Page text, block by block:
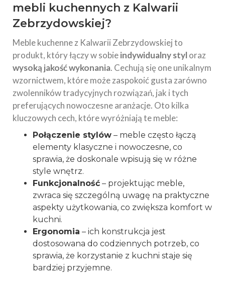
mebli kuchennych z Kalwarii
Zebrzydowskiej?
Meble kuchenne z Kalwarii Zebrzydowskiej to
produkt, który łączy w sobieindywidualny styloraz
wysoką jakość wykonania. Cechują się one unikalnym
wzornictwem, które może zaspokoić gusta zarówno
zwolenników tradycyjnych rozwiązań, jak i tych
preferujących nowoczesne aranżacje. Oto kilka
kluczowych cech, które wyróżniają te meble:
Połączenie stylów – meble często łączą
elementy klasyczne i nowoczesne, co
sprawia, że doskonale wpisują się w różne
style wnętrz.
Funkcjonalność – projektując meble,
zwraca się szczególną uwagę na praktyczne
aspekty użytkowania, co zwiększa komfort w
kuchni.
Ergonomia – ich konstrukcja jest
dostosowana do codziennych potrzeb, co
sprawia, że korzystanie z kuchni staje się
bardziej przyjemne.